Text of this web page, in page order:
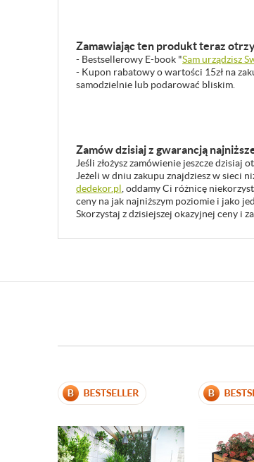
Zamawiając ten produkt teraz
- Bestsellerowy E-book "Sam urządzisz
- Kupon rabatowy o wartości 15zł na
samodzielnie lub podarować bliskim.
Zamów dzisiaj z gwarancją
Jeśli złożysz zamówienie jeszcze dzisiaj
Jeżeli w dniu zakupu znajdziesz w sieci
dedekor.pl , oddamy Ci różnicę
ceny na jak najniższym poziomie i jako
Skorzystaj z dzisiejszej okazyjnej ceny i